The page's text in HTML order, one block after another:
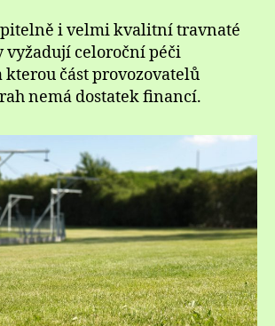
i velmi kvalitní travnaté
vyžadují celoroční péči
část provozovatelů
nemá dostatek financí.